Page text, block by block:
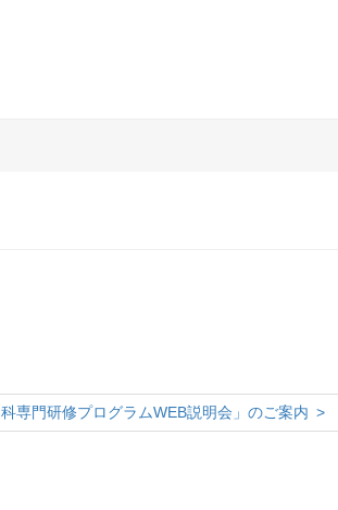
科専門研修プログラムWEB説明会」のご案内